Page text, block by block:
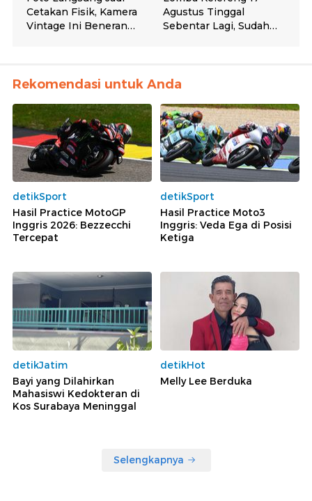
Rekomendasi untuk Anda
detikSport
Hasil Practice MotoGP
Inggris 2026: Bezzecchi
Tercepat
detikSport
Hasil Practice Moto3
Inggris: Veda Ega di Posisi
Ketiga
detikJatim
Bayi yang Dilahirkan
Mahasiswi Kedokteran di
Kos Surabaya Meninggal
detikHot
Melly Lee Berduka
Selengkapnya